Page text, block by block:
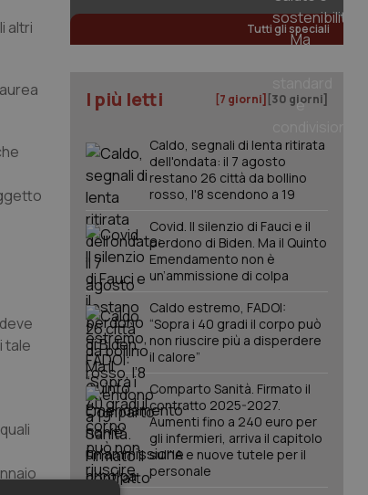
altri
tale
Tutti gli speciali
I più letti [7 giorni] [30 giorni]
Caldo, segnali di lenta ritirata
dell'ondata: il 7 agosto
restano 26 città da bollino
rosso, l'8 scendono a 19
Covid. Il silenzio di Fauci e il
perdono di Biden. Ma il Quinto
Emendamento non è
un’ammissione di colpa
Caldo estremo, FADOI:
“Sopra i 40 gradi il corpo può
non riuscire più a disperdere
il calore”
Comparto Sanità. Firmato il
contratto 2025-2027.
Aumenti fino a 240 euro per
gli infermieri, arriva il capitolo
sull'IA e nuove tutele per il
personale